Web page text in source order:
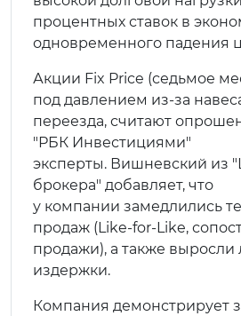
процентных ставок в
одновременного падения
Акции Fix Price (седьмое
под давлением из-за
переезда, считают
"РБК Инвестициями"
эксперты. Вишневский из
брокера" добавляет, что
у компании замедлились
продаж (Like-for-Like,
продажи), а также выросли
издержки.
Компания демонстрирует